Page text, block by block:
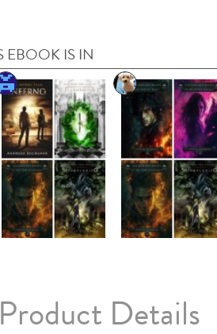
EBOOK IS IN
Product Details